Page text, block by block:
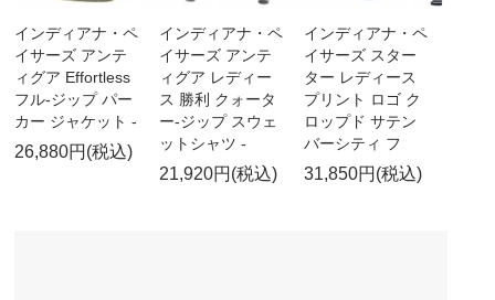
インディアナ・ペ
イサーズ アンテ
ィグア Effortless
フル-ジップ パー
カー ジャケット -
26,880円(税込)
インディアナ・ペ
イサーズ アンテ
ィグア レディー
ス 勝利 クォータ
ー-ジップ スウェ
ットシャツ -
21,920円(税込)
インディアナ・ペ
イサーズ スター
ター レディース
プリント ロゴ ク
ロップド サテン
バーシティ フ
31,850円(税込)